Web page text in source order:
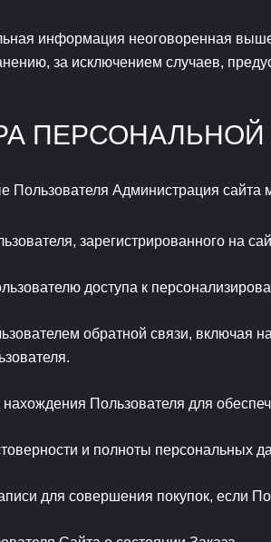
информация неоговоренная
за исключением случаев,
Пользователя Администрация сайта
зарегистрированного
доступа к
обратной связи, включая
Пользователя для
и полноты персональных
для совершения покупок, если